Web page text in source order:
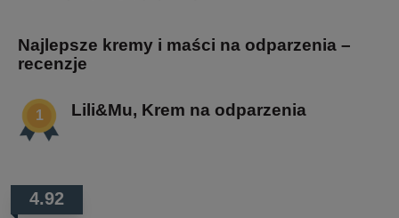
Najlepsze kremy i maści na odparzenia –
recenzje
Lili&Mu, Krem na odparzenia
4.92